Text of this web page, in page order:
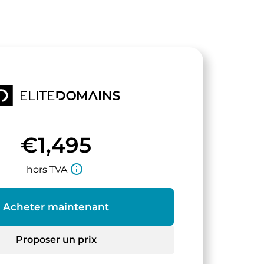
€1,495
hors TVA info_outline
Acheter maintenant
Proposer un prix